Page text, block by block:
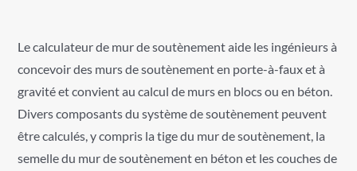
Le calculateur de mur de soutènement aide les ingénieurs à
concevoir des murs de soutènement en porte-à-faux et à
gravité et convient au calcul de murs en blocs ou en béton.
Divers composants du système de soutènement peuvent
être calculés, y compris la tige du mur de soutènement, la
semelle du mur de soutènement en béton et les couches de